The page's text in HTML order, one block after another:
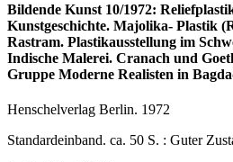
Bildende Kunst 10/1972:
Kunstgeschichte. Majolika- Plastik
Rastram. Plastikausstellung im
Indische Malerei. Cranach und
Gruppe Moderne Realisten in
Henschelverlag Berlin. 1972
Standardeinband. ca. 50 S. : Guter